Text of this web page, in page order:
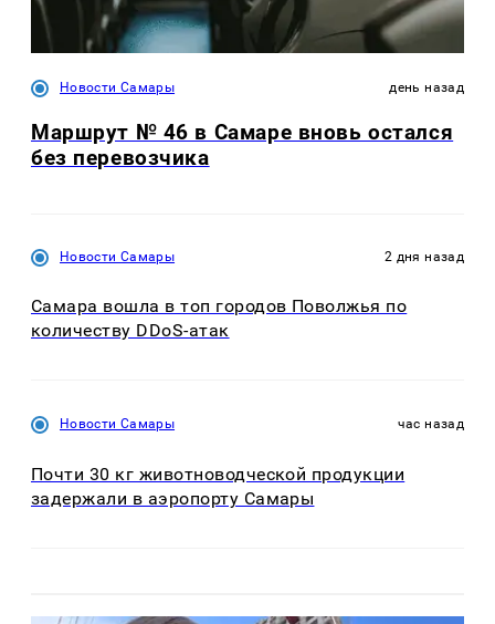
Новости Самары день назад
Маршрут № 46 в Самаре вновь остался
без перевозчика
Новости Самары 2 дня назад
Самара вошла в топ городов Поволжья по
количеству DDoS-атак
Новости Самары час назад
Почти 30 кг животноводческой продукции
задержали в аэропорту Самары